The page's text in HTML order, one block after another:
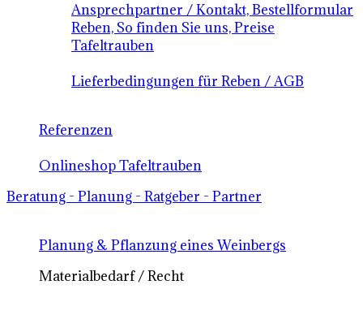
Ansprechpartner / Kontakt, Bestellformular
Reben, So finden Sie uns, Preise
Tafeltrauben
Lieferbedingungen für Reben / AGB
Referenzen
Onlineshop Tafeltrauben
Beratung - Planung - Ratgeber - Partner
Planung & Pflanzung eines Weinbergs
Materialbedarf / Recht